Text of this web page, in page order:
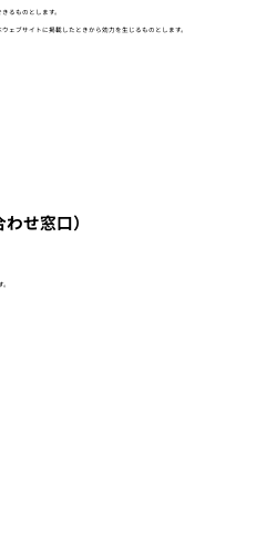
るものとします。
ェブサイトに掲載したときから効力を生じるものとします。
せ窓口）